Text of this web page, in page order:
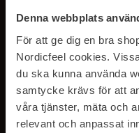
Denna webbplats
För att ge dig en bra
Nordicfeel cookies.
du ska kunna använda
samtycke krävs för att
våra tjänster, mäta och
relevant och anpassat
SUBSCRIBE
NEWSLETTER
Sähköposti
Tilaamalla hyväksyt